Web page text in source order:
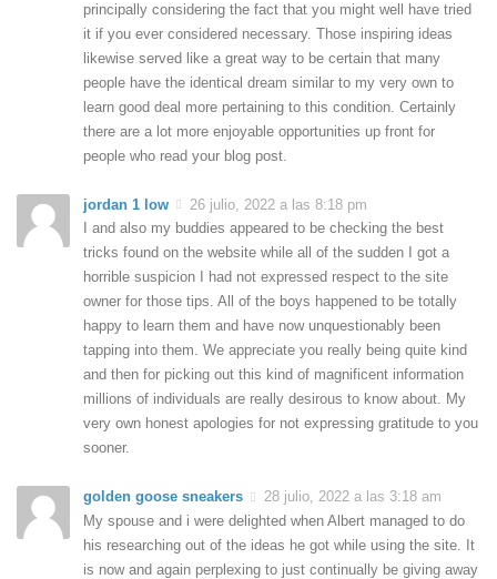
principally considering the fact that you might well have tried
it if you ever considered necessary. Those inspiring ideas
likewise served like a great way to be certain that many
people have the identical dream similar to my very own to
learn good deal more pertaining to this condition. Certainly
there are a lot more enjoyable opportunities up front for
people who read your blog post.
jordan 1 low
26 julio, 2022 a las 8:18 pm
I and also my buddies appeared to be checking the best
tricks found on the website while all of the sudden I got a
horrible suspicion I had not expressed respect to the site
owner for those tips. All of the boys happened to be totally
happy to learn them and have now unquestionably been
tapping into them. We appreciate you really being quite kind
and then for picking out this kind of magnificent information
millions of individuals are really desirous to know about. My
very own honest apologies for not expressing gratitude to you
sooner.
golden goose sneakers
28 julio, 2022 a las 3:18 am
My spouse and i were delighted when Albert managed to do
his researching out of the ideas he got while using the site. It
is now and again perplexing to just continually be giving away